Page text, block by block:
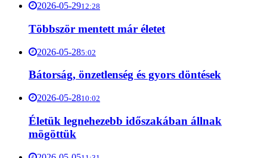
2026-05-2912:28
Többször mentett már életet
2026-05-285:02
Bátorság, önzetlenség és gyors döntések
2026-05-2810:02
Életük legnehezebb időszakában állnak
mögöttük